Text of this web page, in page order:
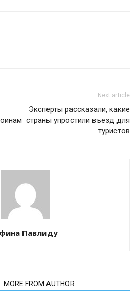
Next article
Эксперты рассказали, какие
страны упростили въезд для
туристов
Павлиду
MORE FROM AUTHOR